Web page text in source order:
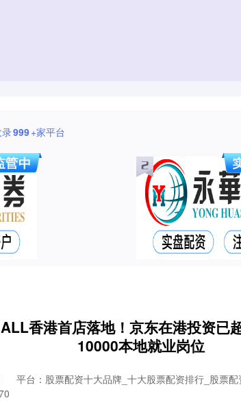
999+家平台
香港首店落地！京东在港投资已
10000本地就业岗位
平台：股票配资十大品牌_十大股票配资排行_股票配